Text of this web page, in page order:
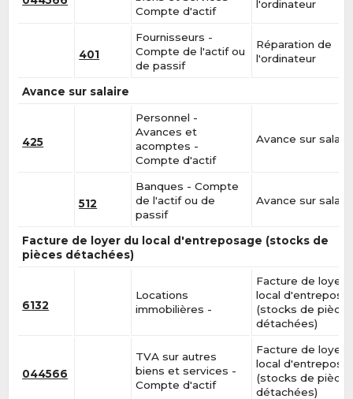
Compte d'actif
l'ordinateur
401
Fournisseurs -
Compte de l'actif ou
de passif
Réparation de
l'ordinateur
Avance sur salaire
425
Personnel -
Avances et
acomptes -
Compte d'actif
Avance sur
512
Banques - Compte
de l'actif ou de
passif
Avance sur
Facture de loyer du local d'entreposage (stocks de
pièces détachées)
6132
Locations
immobilières -
Facture de loyer
local
(stocks de
détachées)
044566
TVA sur autres
biens et services -
Compte d'actif
Facture de loyer
local
(stocks de
détachées)